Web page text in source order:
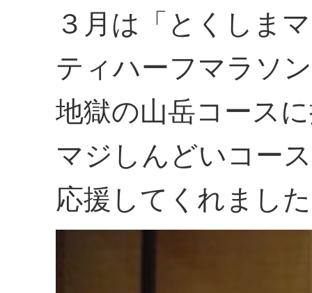
３月は「とくしま
ティハーフマラソ
地獄の山岳コース
マジしんどいコー
応援してくれまし